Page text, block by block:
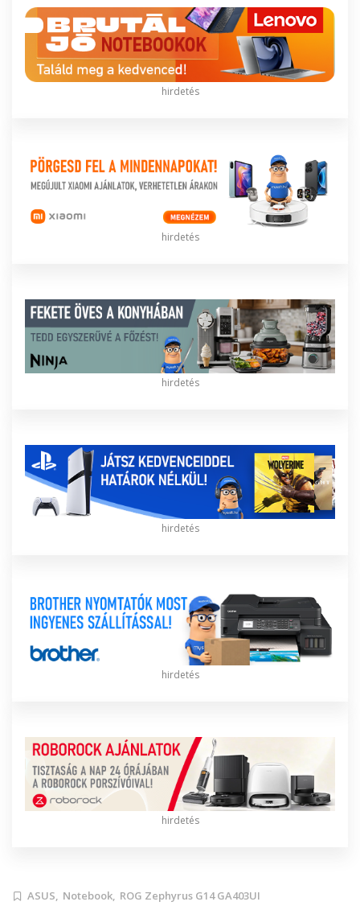
hirdetés
hirdetés
hirdetés
hirdetés
hirdetés
hirdetés
ASUS, Notebook, ROG Zephyrus G14 GA403UI